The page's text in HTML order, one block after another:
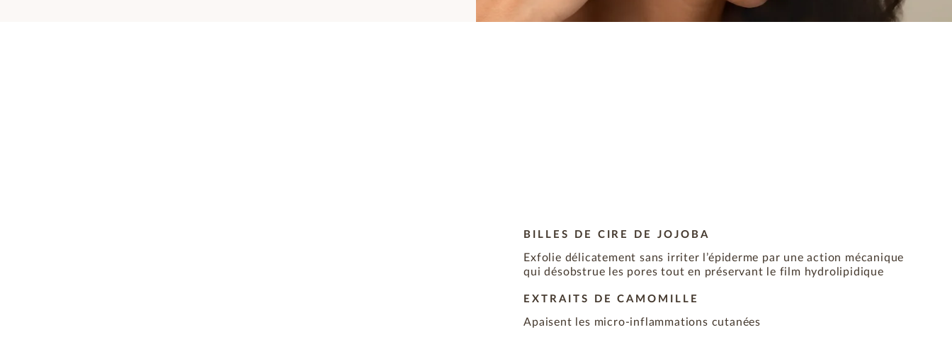
BILLES DE CIRE DE JOJOBA
Exfolie délicatement sans irriter l’épiderme par une action mécanique
qui désobstrue les pores tout en préservant le film hydrolipidique
EXTRAITS DE CAMOMILLE
Apaisent les micro-inflammations cutanées